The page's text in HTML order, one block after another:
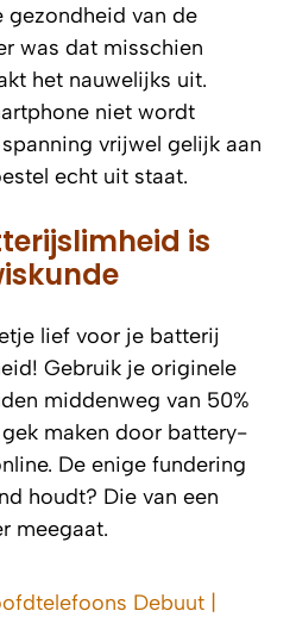
gezondheid van de
was dat misschien
het nauwelijks uit.
niet wordt
vrijwel gelijk aan
echt uit staat.
is
lief voor je batterij
Gebruik je originele
middenweg van 50%
maken door battery-
De enige fundering
houdt? Die van een
meegaat.
Debuut |